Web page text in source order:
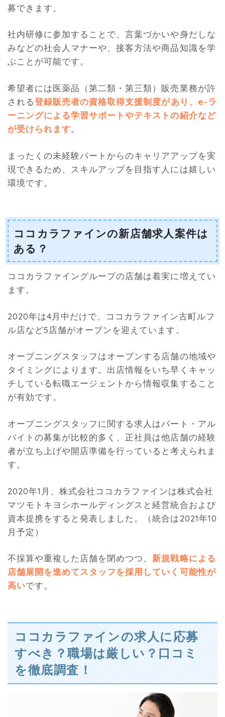
募できます。
社内研修に参加することで、言葉づかいや身だしな
みなどの社会人マナーや、接客方法や商品知識を学
ぶことが可能です。
希望者には医薬品（第二類・第三類）販売業務が許
される登録販売者の資格取得支援制度があり、e-ラ
ーニングによる学習サポートやテキストの紹介など
が受けられます。
まったくの未経験パートからのキャリアアップを実
現できるため、スキルアップを目指す人には嬉しい
環境です。
ココカラファインの新店舗求人案件は
ある？
ココカラファイングループの店舗は着実に増えてい
ます。
2020年は4月中だけで、ココカラファイン古町ルフ
ル店など5店舗がオープンを迎えています。
オープニングスタッフはオープンする店舗の地域や
タイミングによります。出店情報をいち早くキャッ
チしている転職エージェントから情報収集すること
が有効です。
オープニングスタッフに関する求人はパート・アル
バイトの募集が比較的多く、正社員は他店舗の経験
者が立ち上げや開店準備を行っていると考えられま
す。
2020年1月、株式会社ココカラファインは株式会社
マツモトキヨシホールディングスと経営統合および
資本提携をすると発表しました。（統合は2021年10
月予定）
不採算や重複した店舗を閉めつつ、新規戦略による
店舗展開を進めてスタッフを採用していく可能性が
高いです。
ココカラファインの求人に応募
すべき？職場は厳しい？口コミ
を徹底調査！